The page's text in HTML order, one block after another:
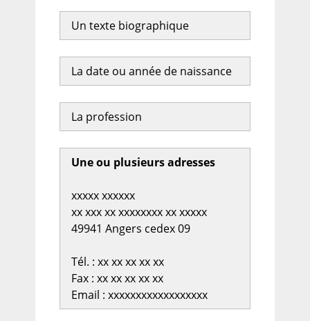
Un texte biographique
La date ou année de naissance
La profession
Une ou plusieurs adresses
xxxxx xxxxxx
xx xxx xx xxxxxxxx xx xxxxx
49941 Angers cedex 09
Tél. : xx xx xx xx xx
Fax : xx xx xx xx xx
Email : xxxxxxxxxxxxxxxxxx